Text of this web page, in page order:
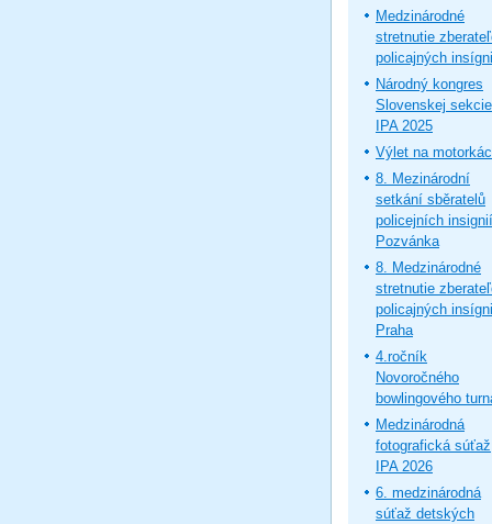
Medzinárodné
stretnutie
policajných
Národný kongres
Slovenskej sekcie
IPA 2025
Výlet na
8. Mezinárodní
setkání sběratelů
policejních
Pozvánka
8. Medzinárodné
stretnutie
policajných
Praha
4.ročník
Novoročného
bowlingového
Medzinárodná
fotografická súťaž
IPA 2026
6. medzinárodná
súťaž detských